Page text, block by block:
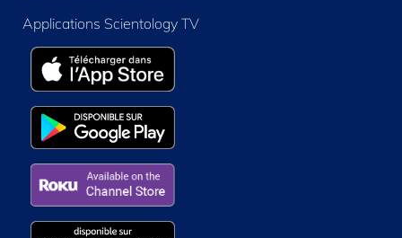
Applications Scientology TV